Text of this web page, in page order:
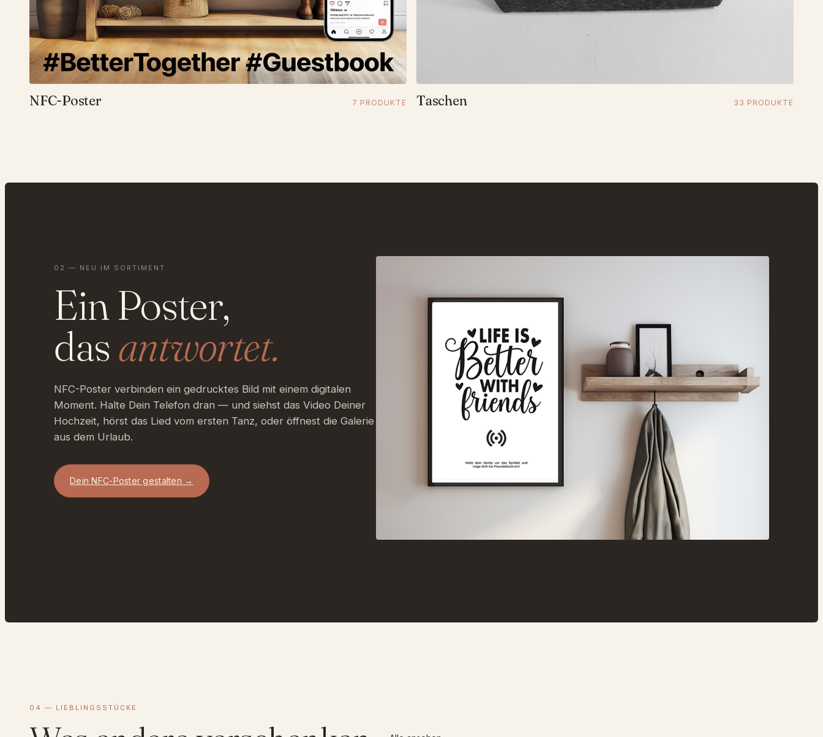
NFC-Poster 7 PRODUKTE Taschen 33 PRODUKTE
02 — NEU IM SORTIMENT
Ein Poster,
dasantwortet.
NFC-Poster verbinden ein gedrucktes Bild mit einem digitalen
Moment. Halte Dein Telefon dran — und siehst das Video Deiner
Hochzeit, hörst das Lied vom ersten Tanz, oder öffnest die Galerie
aus dem Urlaub.
Dein NFC-Poster gestalten →
04 — LIEBLINGSSTÜCKE